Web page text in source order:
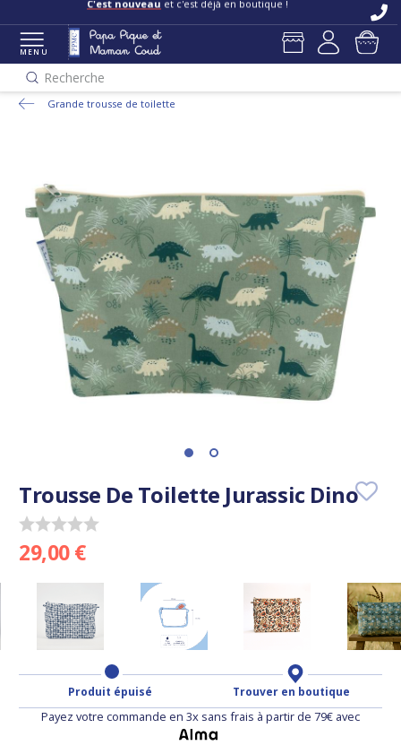
C'est nouveau et c'est déjà en boutique !
MENU
Recherche
Grande trousse de toilette
Trousse De Toilette Jurassic Dino
29,00 €
Produit épuisé Trouver en boutique
Payez votre commande en 3x sans frais à partir de 79€ avec